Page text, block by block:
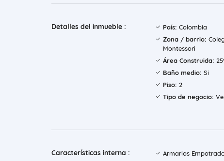
Detalles del inmueble : País: Colombia
Zona / barrio:
Montessori
Área Construida:
Baño medio: Si
Piso: 2
Tipo de negocio:
Características interna : Armarios